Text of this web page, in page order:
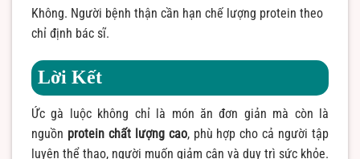
Không. Người bệnh thận cần hạn chế lượng protein theo
chỉ định bác sĩ.
Lời Kết
Ức gà luộc không chỉ là món ăn đơn giản mà còn là
nguồn protein chất lượng cao, phù hợp cho cả người tập
luyện thể thao, người muốn giảm cân và duy trì sức khỏe.